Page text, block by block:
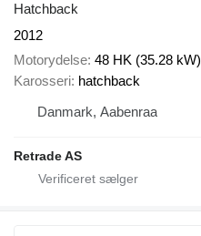
Hatchback
2012
Motorydelse 48 HK (35.28 kW)
Karosseri hatchback
Danmark, Aabenraa
Retrade AS